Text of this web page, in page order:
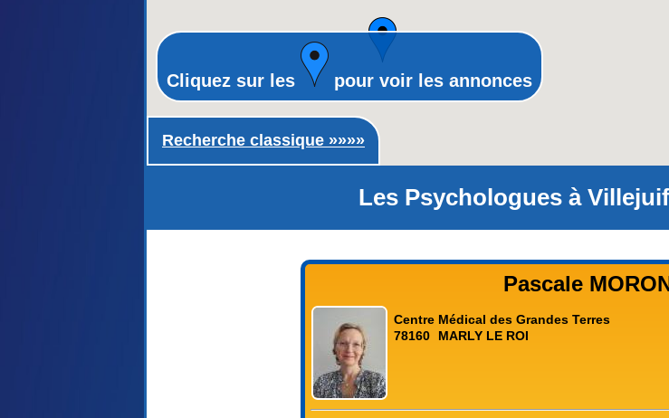
Recherche classique ►
Recherche classique »»»»
Cliquez sur les pour voir les annonces
Les Psychologues à
Pascale
Centre Médical des Grandes Terres
78160
MARLY LE ROI